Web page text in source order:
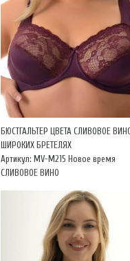
БЮСТГАЛЬТЕР ЦВЕТА СЛИВОВОЕ
ШИРОКИХ БРЕТЕЛЯХ
Артикул: MV-М215 Новое время
СЛИВОВОЕ ВИНО